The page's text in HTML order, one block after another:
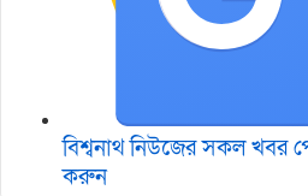
বিশ্বনাথ নিউজের সকল খবর
করুন